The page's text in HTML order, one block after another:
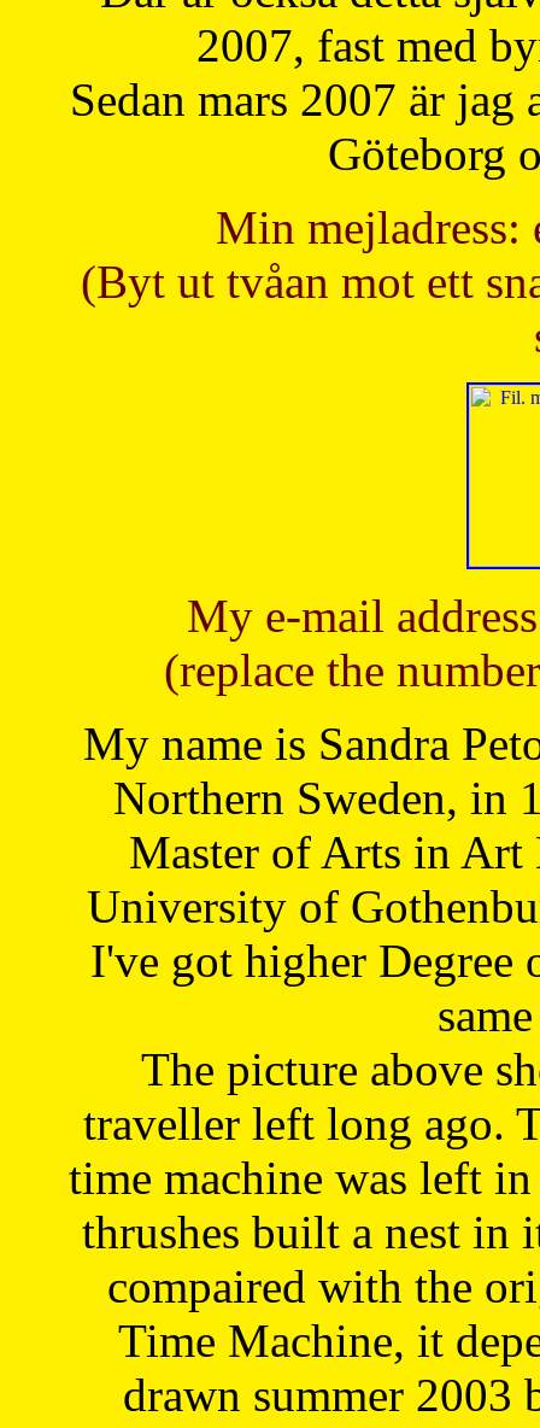
2007, fast med
Sedan mars 2007 är
Göteborg
Min mejladress:
(Byt ut tvåan mot ett
My e-mail
(replace the
My name is Sandra
Northern Sweden, in
Master of Arts in Art
University of
I've got higher Degree
The picture above
traveller left long ago.
time machine was left
thrushes built a nest in
compaired with the
Time Machine, it
drawn summer 2003